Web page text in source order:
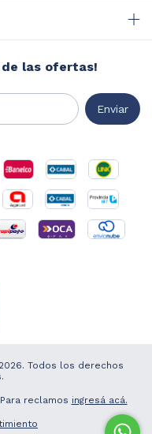
las ofertas!
Todos los derechos
reclamos ingresá acá.